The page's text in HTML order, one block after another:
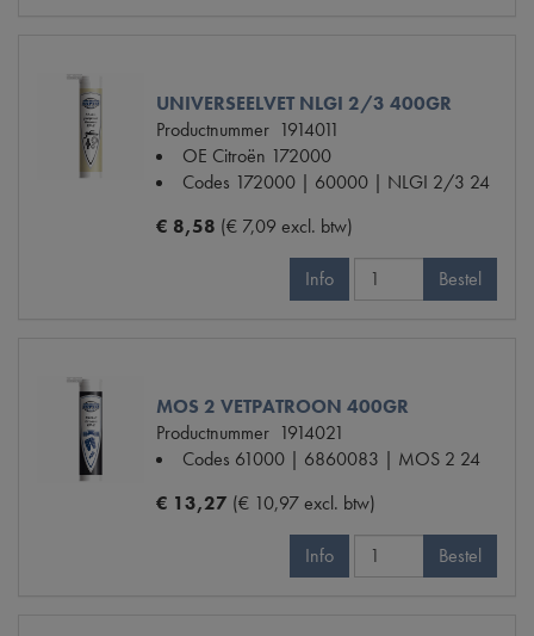
UNIVERSEELVET NLGI 2/3 400GR
Productnummer 1914011
OE Citroën 172000
Codes 172000 | 60000 | NLGI 2/3 24
€ 8,58 (€ 7,09 excl. btw)
Info Bestel
MOS 2 VETPATROON 400GR
Productnummer 1914021
Codes 61000 | 6860083 | MOS 2 24
€ 13,27 (€ 10,97 excl. btw)
Info Bestel